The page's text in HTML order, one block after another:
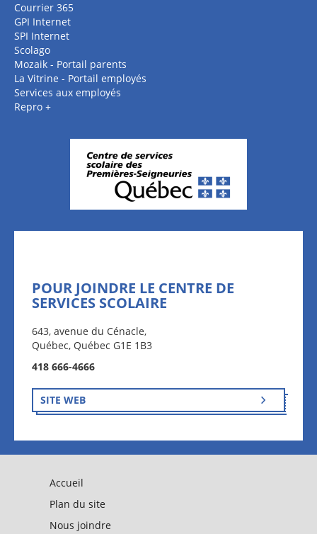
Courrier 365
GPI Internet
SPI Internet
Scolago
Mozaik - Portail parents
La Vitrine - Portail employés
Services aux employés
Repro +
POUR JOINDRE LE CENTRE DE
SERVICES SCOLAIRE
643, avenue du Cénacle,
Québec, Québec G1E 1B3
418 666-4666
SITE WEB
Accueil
Plan du site
Nous joindre